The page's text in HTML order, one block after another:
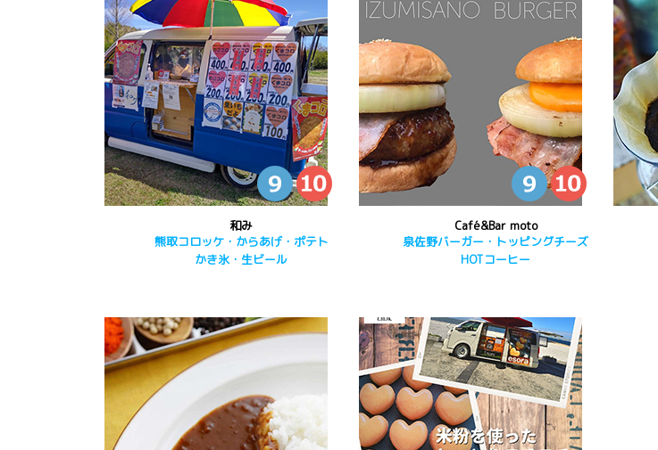
和み
熊取コロッケ・からあげ・ポテト
かき氷・生ビール
Café&Bar moto
泉佐野バーガー・トッピングチーズ
HOTコーヒー